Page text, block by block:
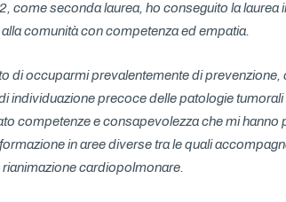
come seconda laurea, ho conseguito la laurea
comunità con competenza ed empatia.
di occuparmi prevalentemente di prevenzione,
individuazione precoce delle patologie
competenze e consapevolezza che mi hanno
in aree diverse tra le quali
rianimazione cardiopolmonare.